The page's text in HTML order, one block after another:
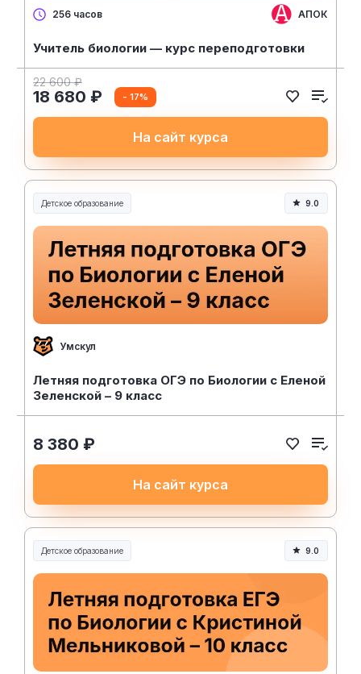
256 часов АПОК
Учитель биологии — курс переподготовки
22 600 ₽
18 680 ₽ - 17%
На сайт курса
Детское образование 9.0
Умскул
Летняя подготовка ОГЭ по Биологии с Еленой
Зеленской – 9 класс
8 380 ₽
На сайт курса
Детское образование 9.0